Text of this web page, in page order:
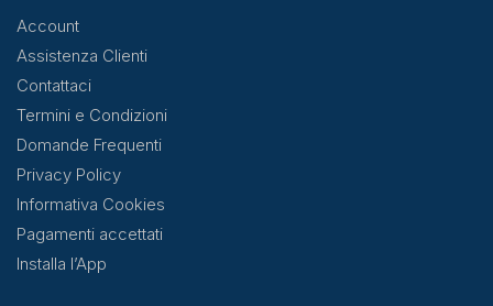
Account
Assistenza Clienti
Contattaci
Termini e Condizioni
Domande Frequenti
Privacy Policy
Informativa Cookies
Pagamenti accettati
Installa l’App